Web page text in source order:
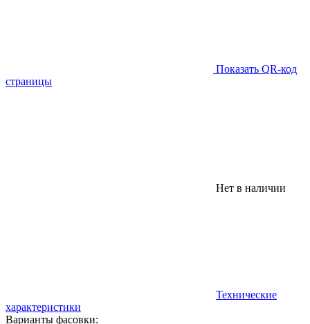
Показать QR-код
страницы
Нет в наличии
Технические
характеристики
Варианты фасовки: